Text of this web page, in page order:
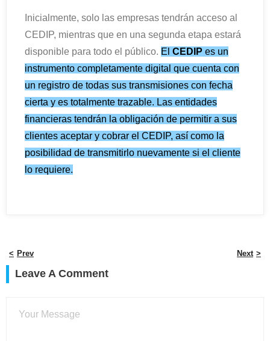
Inicialmente, solo las empresas tendrán acceso al
CEDIP, mientras que en una segunda etapa estará
disponible para todo el público. El CEDIP es un
instrumento completamente digital que cuenta con
un registro de todas sus transmisiones con fecha
cierta y es totalmente trazable. Las entidades
financieras tendrán la obligación de permitir a sus
clientes aceptar y cobrar el CEDIP, así como la
posibilidad de transmitirlo nuevamente si el cliente
lo requiere.
Prev Next
Leave A Comment